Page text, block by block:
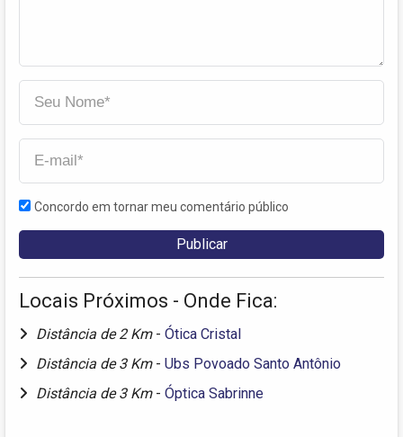
Concordo em tornar meu comentário público
Locais Próximos - Onde Fica:
Distância de 2 Km - Ótica Cristal
Distância de 3 Km - Ubs Povoado Santo Antônio
Distância de 3 Km - Óptica Sabrinne